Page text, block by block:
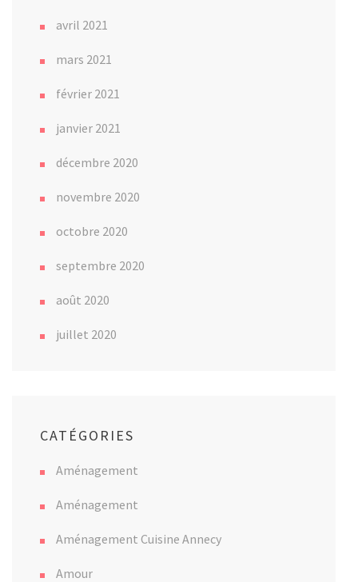
avril 2021
mars 2021
février 2021
janvier 2021
décembre 2020
novembre 2020
octobre 2020
septembre 2020
août 2020
juillet 2020
CATÉGORIES
Aménagement
Aménagement
Aménagement Cuisine Annecy
Amour